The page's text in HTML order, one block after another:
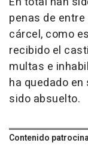
penas de
cárcel, como
recibido el
multas e
ha quedado
sido absuelto.
Contenido